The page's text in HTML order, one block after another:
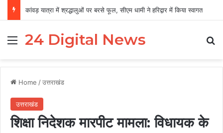
कांवड़ यात्रा में श्रद्धालुओं पर बरसे फूल, सीएम धामी ने हरिद्वार में किया स्वागत
Menu
24 Digital News
Home /उत्तराखंड
उत्तराखंड
शिक्षा निदेशक मारपीट मामला: विधायक के